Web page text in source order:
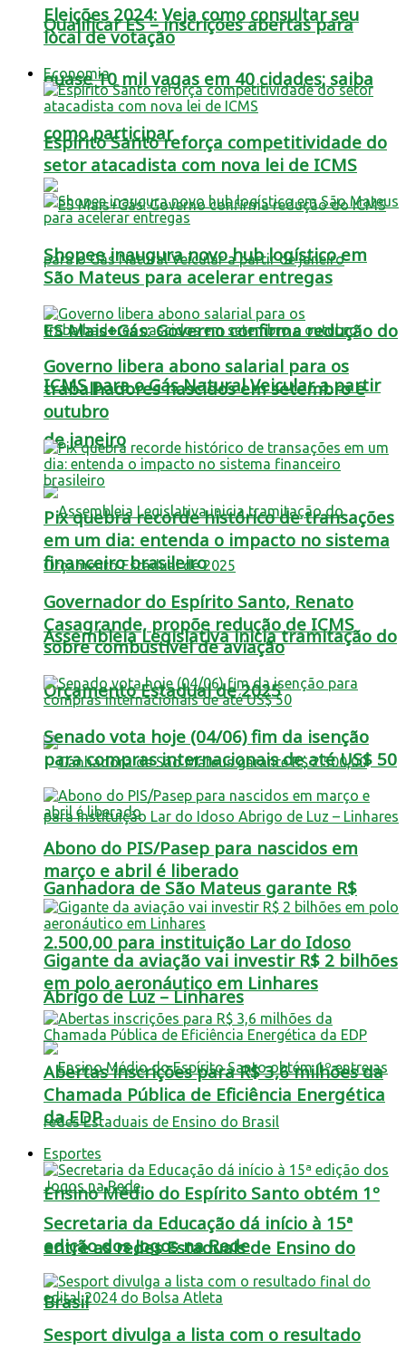
Qualificar ES – inscrições abertas para
quase 10 mil vagas em 40 cidades; saiba
como participar
ES Mais+Gás: Governo confirma redução do
ICMS para o Gás Natural Veicular a partir
de janeiro
Assembleia Legislativa inicia tramitação do
Orçamento Estadual de 2025
Ganhadora de São Mateus garante R$
2.500,00 para instituição Lar do Idoso
Abrigo de Luz – Linhares
Ensino Médio do Espírito Santo obtém 1º
entre as redes Estaduais de Ensino do
Brasil
Eleições 2024: Veja como consultar seu
local de votação
Economia
Espírito Santo reforça competitividade do
setor atacadista com nova lei de ICMS
Shopee inaugura novo hub logístico em
São Mateus para acelerar entregas
Governo libera abono salarial para os
trabalhadores nascidos em setembro e
outubro
Pix quebra recorde histórico de transações
em um dia: entenda o impacto no sistema
financeiro brasileiro
Governador do Espírito Santo, Renato
Casagrande, propõe redução de ICMS
sobre combustível de aviação
Senado vota hoje (04/06) fim da isenção
para compras internacionais de até US$ 50
Abono do PIS/Pasep para nascidos em
março e abril é liberado
Gigante da aviação vai investir R$ 2 bilhões
em polo aeronáutico em Linhares
Abertas inscrições para R$ 3,6 milhões da
Chamada Pública de Eficiência Energética
da EDP
Esportes
Secretaria da Educação dá início à 15ª
edição dos Jogos na Rede
Sesport divulga a lista com o resultado